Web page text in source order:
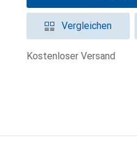
Vergleichen
kostenloser Versand